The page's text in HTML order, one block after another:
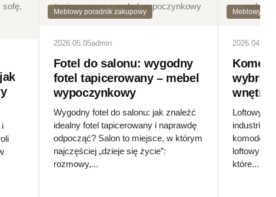
sofę,
i
tapicerowany – mebel wypoczynkowy
Meblowy poradnik zakupowy
2026.05.05admin
Fotel do salonu: wygodny
fotel tapicerowany – mebel
wypoczynkowy
Wygodny fotel do salonu: jak znaleźć
idealny fotel tapicerowany i naprawdę
odpocząć? Salon to miejsce, w którym
najczęściej „dzieje się życie”:
rozmowy,...
mebel
Meblowy
2026.04.25
wybrać
Loftowy
komodę
loftowy to
które...